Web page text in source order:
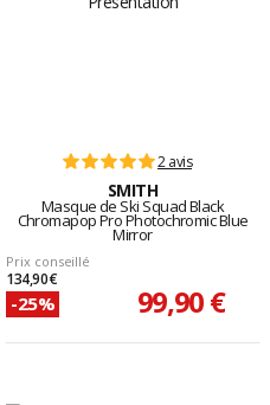
2 avis
SMITH
Masque de Ski Squad Black
Chromapop Pro Photochromic Blue
Mirror
Prix conseillé
134,90 €
-25% 99,90 €